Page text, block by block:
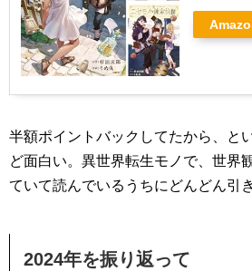
半額ポイントバックしてたから、と
ど面白い。異世界転生モノで、世界
ていて読んでいるうちにどんどん引
2024年を振り返って